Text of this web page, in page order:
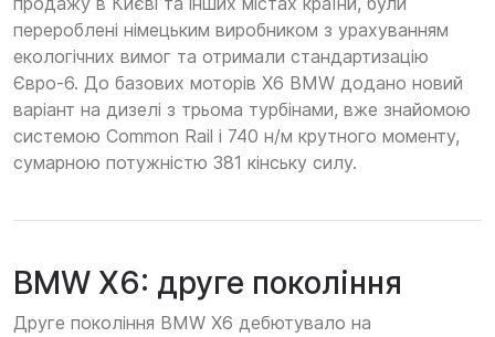
перероблені німецьким виробником з урахуванням
екологічних вимог та отримали стандартизацію
Євро-6. До базових моторів X6 BMW додано новий
варіант на дизелі з трьома турбінами, вже знайомою
системою Common Rail і 740 н/м крутного моменту,
сумарною потужністю 381 кінську силу.
BMW X6: друге покоління
Друге покоління BMW X6 дебютувало на